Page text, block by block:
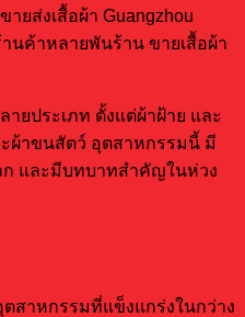
ยส่งเสื้อผ้า Guangzhou
นค้าหลายพันร้าน ขายเสื้อผ้า
ยประเภท ตั้งแต่ผ้าฝ้าย และ
ผ้าขนสัตว์ อุตสาหกรรมนี้ มี
และมีบทบาทสำคัญในห่วง
สาหกรรมที่แข็งแกร่งในกว่าง